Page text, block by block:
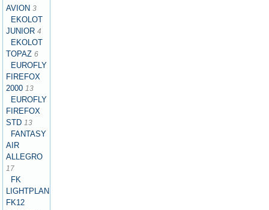
AVION 3
EKOLOT
JUNIOR 4
EKOLOT
TOPAZ 6
EUROFLY
FIREFOX
2000 13
EUROFLY
FIREFOX
STD 13
FANTASY
AIR
ALLEGRO
17
FK
LIGHTPLANES
FK12